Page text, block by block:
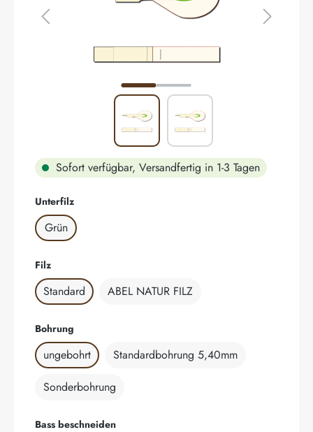
Sofort verfügbar, Versandfertig in 1-3 Tagen
Unterfilzauswählen
Grün
Filzauswählen
Standard ABEL NATUR FILZ
Bohrung
ungebohrt
Standardbohrung 5,40mm
Sonderbohrung
Bass beschneidenauswählen